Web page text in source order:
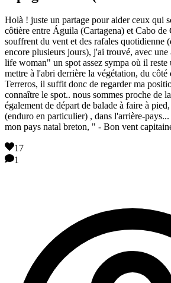
Holà ! juste un partage pour aider ceux qui
côtière entre Águila (Cartagena) et Cabo
souffrent du vent et des rafales quotidienne
encore plusieurs jours), j'ai trouvé, avec
life woman" un spot assez sympa où il reste
mettre à l'abri derrière la végétation, du côté
Terreros, il suffit donc de regarder ma
connaître le spot.. nous sommes proche de
également de départ de balade à faire à
(enduro en particulier) , dans l'arrière-
mon pays natal breton, " - Bon vent
17
1